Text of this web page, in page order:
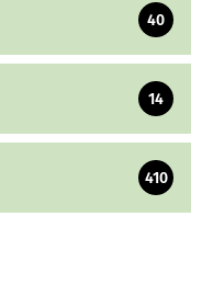
40
14
410